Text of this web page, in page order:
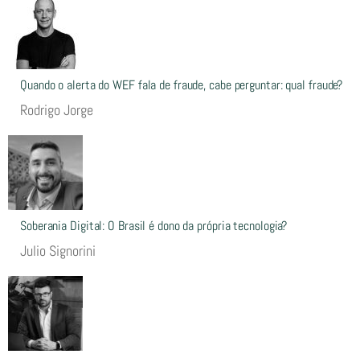
Quando o alerta do WEF fala de fraude, cabe perguntar: qual fraude?
Rodrigo Jorge
Soberania Digital: O Brasil é dono da própria tecnologia?
Julio Signorini